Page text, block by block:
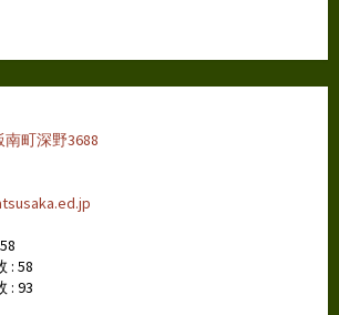
町深野3688
: 58
: 93